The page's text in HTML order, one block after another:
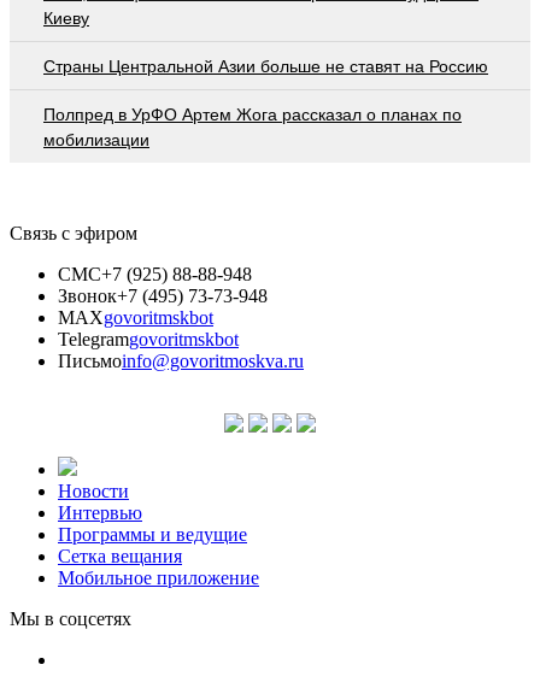
Киеву
Страны Центральной Азии больше не ставят на Россию
Полпред в УрФО Артем Жога рассказал о планах по
мобилизации
Связь с эфиром
СМС+7 (925) 88-88-948
Звонок+7 (495) 73-73-948
MAXgovoritmskbot
Telegramgovoritmskbot
Письмоinfo@govoritmoskva.ru
Новости
Интервью
Программы и ведущие
Сетка вещания
Мобильное приложение
Мы в соцсетях